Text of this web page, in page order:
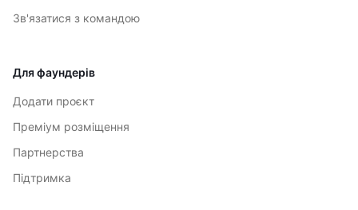
Зв'язатися з командою
Для фаундерів
Додати проєкт
Преміум розміщення
Партнерства
Підтримка